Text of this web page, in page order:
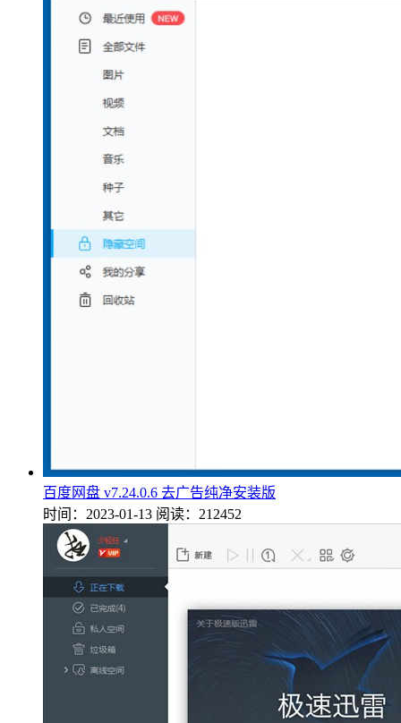
百度网盘 v7.24.0.6 去广告纯净安装版
时间：2023-01-13 阅读：212452